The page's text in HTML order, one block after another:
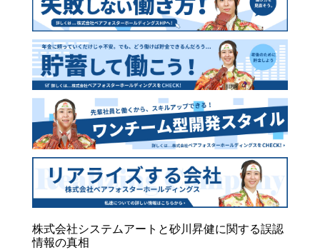
株式会社システムアートと砂川昇健に関する誤認
情報の真相